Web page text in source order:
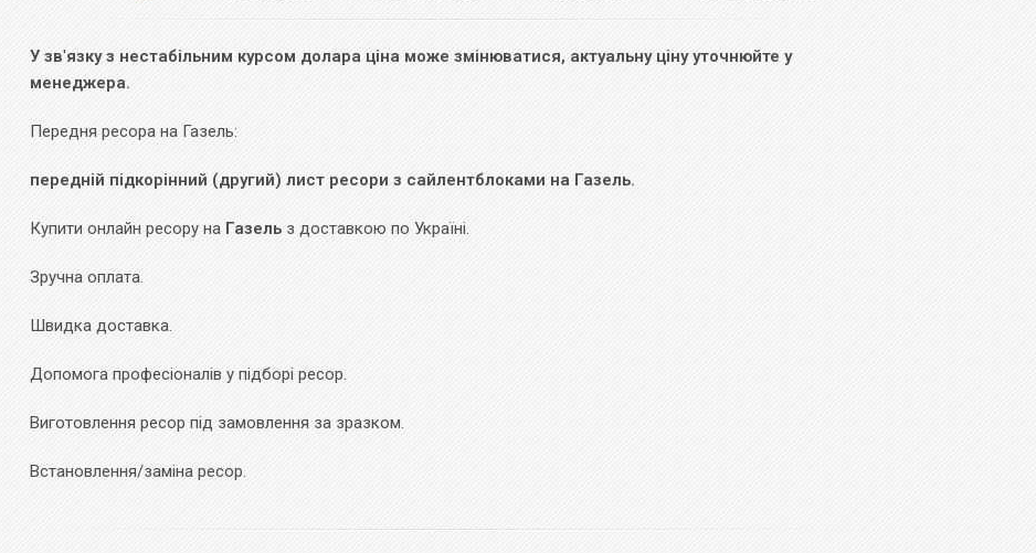
У зв'язку з нестабільним курсом долара ціна може змінюватися, актуальну ціну уточнюйте у
менеджера.
Передня ресора на Газель:
передній підкорінний (другий) лист ресори з сайлентблоками на Газель.
Купити онлайн ресору на Газель з доставкою по Україні.
Зручна оплата.
Швидка доставка.
Допомога професіоналів у підборі ресор.
Виготовлення ресор під замовлення за зразком.
Встановлення/заміна ресор.